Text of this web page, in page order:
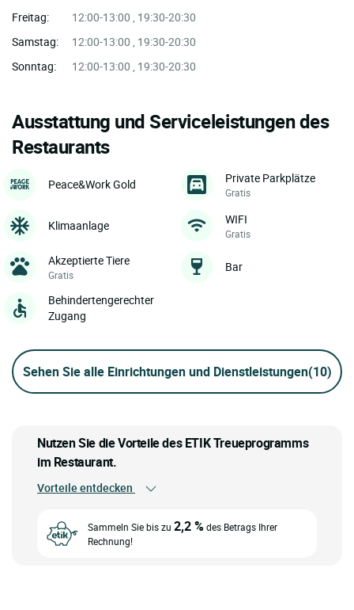
Freitag:
12:00-13:00 , 19:30-20:30
Samstag:
12:00-13:00 , 19:30-20:30
Sonntag:
12:00-13:00 , 19:30-20:30
Ausstattung und Serviceleistungen des
Restaurants
Peace&Work Gold Private Parkplätze
Gratis
Klimaanlage WIFI
Gratis
Akzeptierte Tiere
Gratis
Bar
Behindertengerechter
Zugang
Sehen Sie alle Einrichtungen und Dienstleistungen(10)
Nutzen Sie die Vorteile des ETIK Treueprogramms
im Restaurant.
Vorteile entdecken
Sammeln Sie bis zu 2,2 %des Betrags Ihrer
Rechnung!